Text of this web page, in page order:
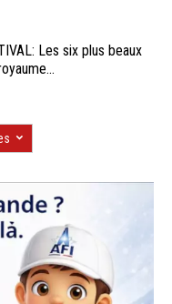
Les six plus beaux